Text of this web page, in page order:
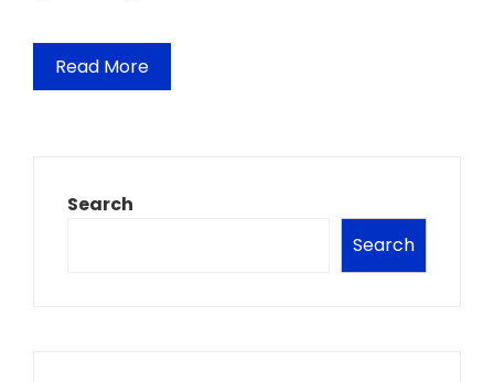
Read More
Search
Search